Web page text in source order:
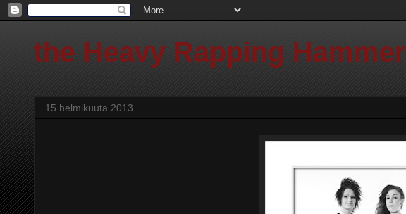
the Heavy Rapping Hammer
15 helmikuuta 2013